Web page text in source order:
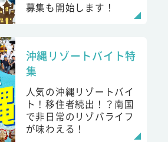
募集も開始します！
沖縄リゾートバイト特
集
人気の沖縄リゾートバイ
ト！移住者続出！？南国
で非日常のリゾバライフ
が味わえる！